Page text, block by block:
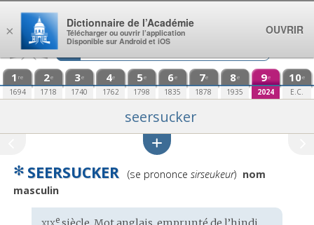
Aller au contenu
1 re
1694
2e
1718
3e
1740
4e
1762
5e
1798
6e
1835
7e
1878
8e
1935
9e
2024
10e
E.C.
seersucker
✻ SEERSUCKER
Prononciation
(se prononce sirseukeur) nom
masculin
Étymologie
xixe
×
Dictionnaire de l’Académie
Télécharger ou ouvrir l’application
Disponible sur Android et iOS
OUVRIR